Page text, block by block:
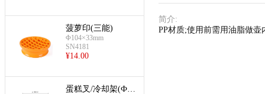
菠萝印(三能)
Φ104×33mm
SN4181
¥14.00
蛋糕叉/冷却架(Ф18
简介:
PP材质;使用前需用油脂做